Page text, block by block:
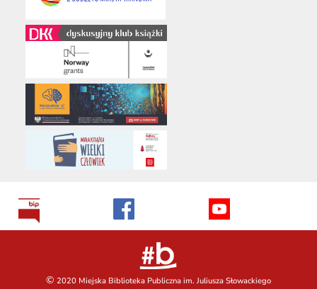
© 2020 Miejska Biblioteka Publiczna im. Juliusza Słowackiego